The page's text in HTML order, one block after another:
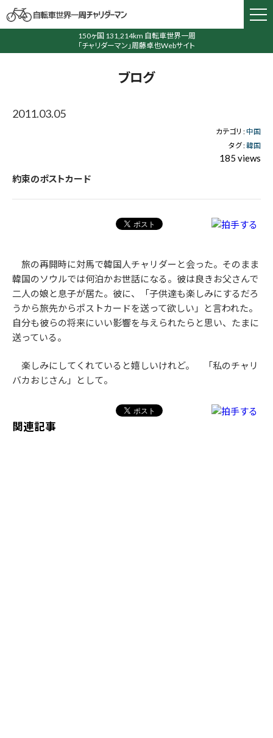
150ヶ国 131,214km 自転車世界一周
「チャリダーマン」周藤卓也Webサイト
ブログ
2011.03.05
カテゴリ :中国
タグ :韓国
185 views
約束のポストカード
旅の再開時に対馬で韓国人チャリダーと会った。そのまま
韓国のソウルでは何泊かお世話になる。彼は良きお父さんで
二人の娘と息子が居た。彼に、「子供達も楽しみにするだろ
うから旅先からポストカードを送って欲しい」と言われた。
自分も彼らの将来にいい影響を与えられたらと思い、たまに
送っている。
楽しみにしてくれていると嬉しいけれど。 「私のチャリ
バカおじさん」として。
関連記事